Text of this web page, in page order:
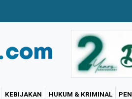
KEBIJAKAN HUKUM & KRIMINAL